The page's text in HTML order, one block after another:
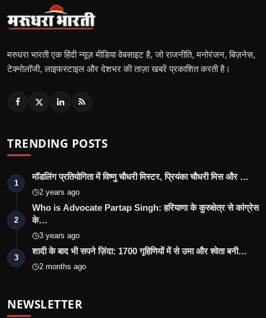
मरुधरा भारती एक हिंदी न्यूज़ मीडिया वेबसाइट है, जो राजनीति, मनोरंजन, बिज़नेस,
टेक्नोलॉजी, लाइफस्टाइल और देशभर की ताज़ा खबरें प्रकाशित करती है।
TRENDING POSTS
1
मॉडलिंग प्रतियोगिता में विष्णु चौधरी मिस्टर, प्रियंका चौधरी मिस और …
2 years ago
2
Who is Advocate Partap Singh: हरियाणा के कुरुक्षेत्र से कांग्रेस
के…
3 years ago
3
शादी के बाद भी सपने ज़िंदा: 1700 गृहिणियों में से उमा और श्वेता बनी…
2 months ago
NEWSLETTER